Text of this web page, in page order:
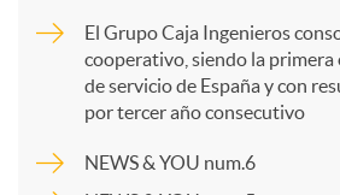
a
El Grupo Caja Ingenieros
cooperativo, siendo la primera
de servicio de España y con
por tercer año consecutivo
NEWS & YOU num.6